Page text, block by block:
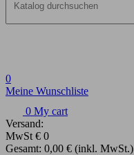
0
Meine Wunschliste
0 My cart
Versand:
MwSt € 0
Gesamt: 0,00 € (inkl. MwSt.)